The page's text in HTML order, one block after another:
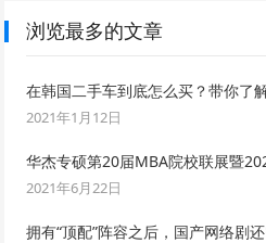
浏览最多的文章
在韩国二手车到底怎么买？带你了
2021年1月12日
华杰专硕第20届MBA院校联展暨
2021年6月22日
拥有“顶配”阵容之后，国产网络剧